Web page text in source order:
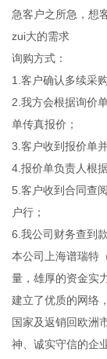
急客户之所急，想
zui大的需求
询购方式：
1.客户确认多续采
2.我方会根据询价
单传真报价；
3.客户收到报价单
4.报价单负责人根
5.客户收到合同查
户行；
6.我公司财务查到
本公司上海谱瑞特
量，雄厚的资金实
建立了优质的网络
国家及返销回欧洲
神、诚实守信的企